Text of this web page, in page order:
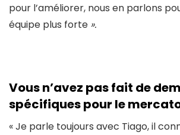
pour l’améliorer, nous en parlons
équipe plus forte ».
Vous n’avez pas fait de
spécifiques pour le
« Je parle toujours avec Tiago, il